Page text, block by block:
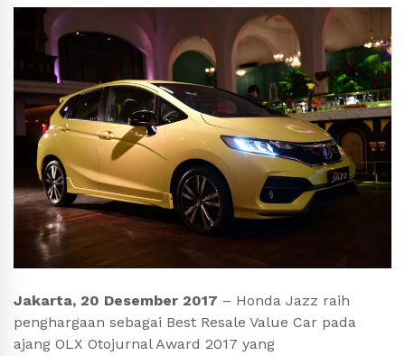
Jakarta, 20 Desember 2017 – Honda Jazz raih
penghargaan sebagai Best Resale Value Car pada
ajang OLX Otojurnal Award 2017 yang